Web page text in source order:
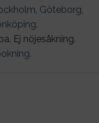
, Göteborg,
.
Ej nöjesåkning.
.